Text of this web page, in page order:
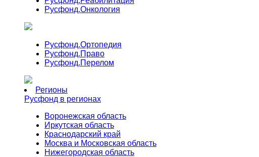
Русфонд.Онкология
Русфонд.Ортопедия
Русфонд.Право
Русфонд.Перелом
Регионы
Русфонд в регионах
Воронежская область
Иркутская область
Краснодарский край
Москва и Московская область
Нижегородская область